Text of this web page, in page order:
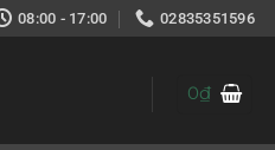
08:00 - 17:00 02835351596
0₫